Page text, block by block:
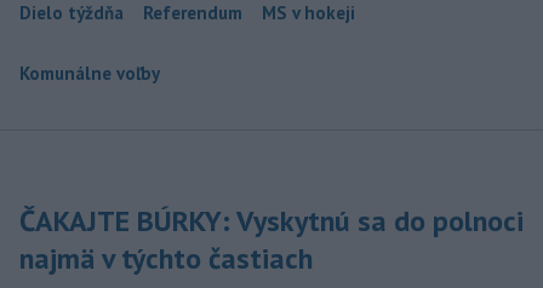
Dielo týždňa Referendum MS v hokeji
Komunálne voľby
ČAKAJTE BÚRKY: Vyskytnú sa do polnoci
najmä v týchto častiach